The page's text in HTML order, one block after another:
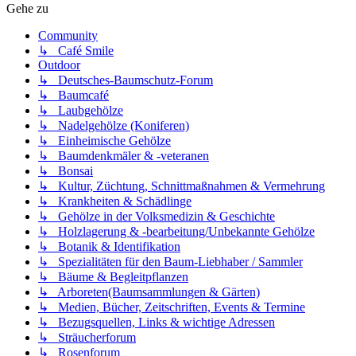
Gehe zu
Community
↳ Café Smile
Outdoor
↳ Deutsches-Baumschutz-Forum
↳ Baumcafé
↳ Laubgehölze
↳ Nadelgehölze (Koniferen)
↳ Einheimische Gehölze
↳ Baumdenkmäler & -veteranen
↳ Bonsai
↳ Kultur, Züchtung, Schnittmaßnahmen & Vermehrung
↳ Krankheiten & Schädlinge
↳ Gehölze in der Volksmedizin & Geschichte
↳ Holzlagerung & -bearbeitung/Unbekannte Gehölze
↳ Botanik & Identifikation
↳ Spezialitäten für den Baum-Liebhaber / Sammler
↳ Bäume & Begleitpflanzen
↳ Arboreten(Baumsammlungen & Gärten)
↳ Medien, Bücher, Zeitschriften, Events & Termine
↳ Bezugsquellen, Links & wichtige Adressen
↳ Sträucherforum
↳ Rosenforum